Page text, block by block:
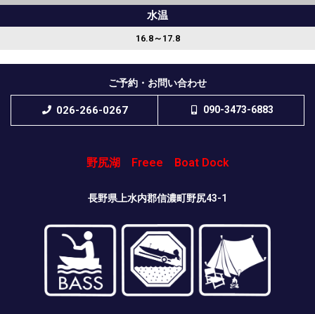
水温
16.8～17.8
ご予約・お問い合わせ
026-266-0267 090-3473-6883
野尻湖 Freee Boat Dock
長野県上水内郡信濃町野尻43-1